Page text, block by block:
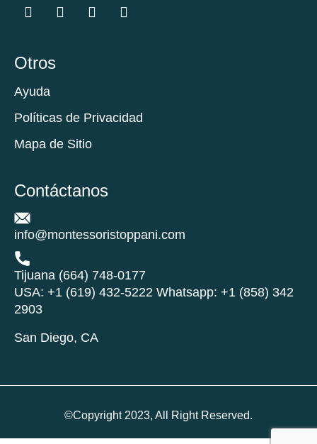
Otros
Ayuda
Políticas de Privacidad
Mapa de Sitio
Contáctanos
info@montessoristoppani.com
Tijuana (664) 748-0177
USA: +1 (619) 432-5222 Whatsapp: +1 (858) 342
2903
San Diego, CA
©Copyright 2023, All Right Reserved.